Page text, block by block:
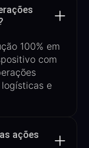
100% em
com
e
ações